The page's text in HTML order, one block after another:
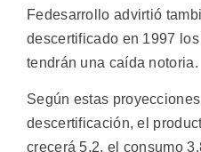
Fedesarrollo advirtió
descertificado en 1997
tendrán una caída notoria.
Según estas
descertificación, el
crecerá 5,2, el consumo